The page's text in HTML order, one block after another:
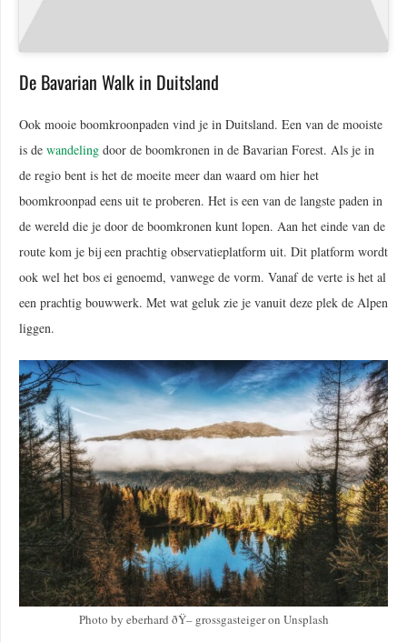
De Bavarian Walk in Duitsland
Ook mooie boomkroonpaden vind je in Duitsland. Een van de mooiste
is de wandeling door de boomkronen in de Bavarian Forest. Als je in
de regio bent is het de moeite meer dan waard om hier het
boomkroonpad eens uit te proberen. Het is een van de langste paden in
de wereld die je door de boomkronen kunt lopen. Aan het einde van de
route kom je bij een prachtig observatieplatform uit. Dit platform wordt
ook wel het bos ei genoemd, vanwege de vorm. Vanaf de verte is het al
een prachtig bouwwerk. Met wat geluk zie je vanuit deze plek de Alpen
liggen.
Photo by eberhard ðŸ– grossgasteiger on Unsplash